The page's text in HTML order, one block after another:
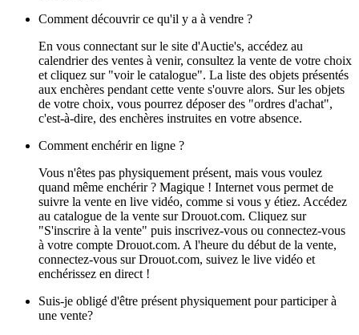
Comment découvrir ce qu'il y a à vendre ?
En vous connectant sur le site d'Auctie's, accédez au
calendrier des ventes à venir, consultez la vente de votre choix
et cliquez sur "voir le catalogue". La liste des objets présentés
aux enchères pendant cette vente s'ouvre alors. Sur les objets
de votre choix, vous pourrez déposer des "ordres d'achat",
c'est-à-dire, des enchères instruites en votre absence.
Comment enchérir en ligne ?
Vous n'êtes pas physiquement présent, mais vous voulez
quand même enchérir ? Magique ! Internet vous permet de
suivre la vente en live vidéo, comme si vous y étiez. Accédez
au catalogue de la vente sur Drouot.com. Cliquez sur
"S'inscrire à la vente" puis inscrivez-vous ou connectez-vous
à votre compte Drouot.com. A l'heure du début de la vente,
connectez-vous sur Drouot.com, suivez le live vidéo et
enchérissez en direct !
Suis-je obligé d'être présent physiquement pour participer à
une vente?